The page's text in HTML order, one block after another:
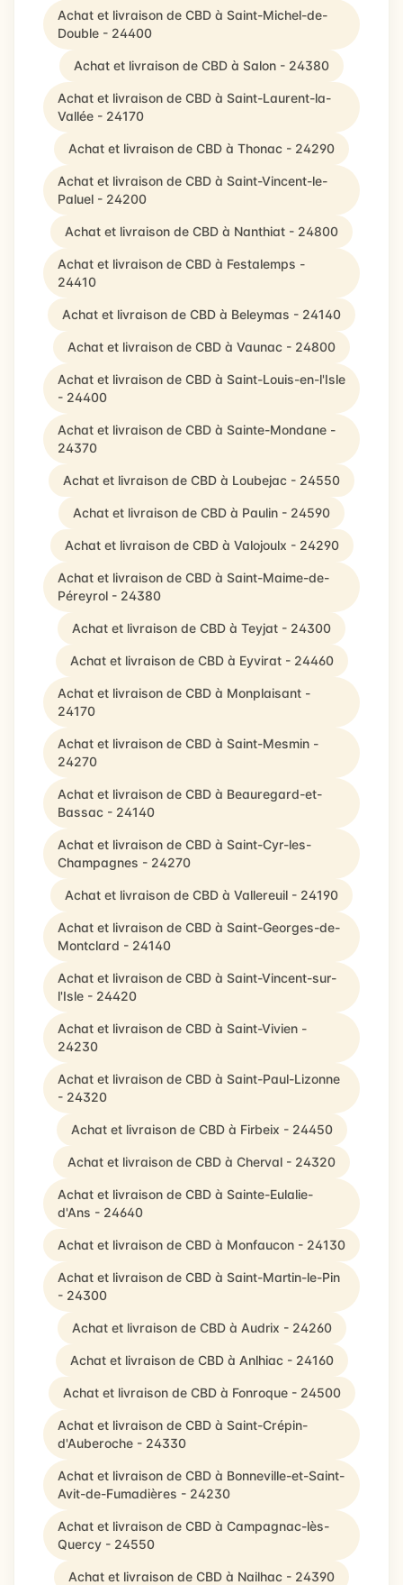
Achat et livraison de CBD à Saint-Michel-de-
Double - 24400
Achat et livraison de CBD à Salon - 24380
Achat et livraison de CBD à Saint-Laurent-la-
Vallée - 24170
Achat et livraison de CBD à Thonac - 24290
Achat et livraison de CBD à Saint-Vincent-le-
Paluel - 24200
Achat et livraison de CBD à Nanthiat - 24800
Achat et livraison de CBD à Festalemps -
24410
Achat et livraison de CBD à Beleymas - 24140
Achat et livraison de CBD à Vaunac - 24800
Achat et livraison de CBD à Saint-Louis-en-l'Isle
- 24400
Achat et livraison de CBD à Sainte-Mondane -
24370
Achat et livraison de CBD à Loubejac - 24550
Achat et livraison de CBD à Paulin - 24590
Achat et livraison de CBD à Valojoulx - 24290
Achat et livraison de CBD à Saint-Maime-de-
Péreyrol - 24380
Achat et livraison de CBD à Teyjat - 24300
Achat et livraison de CBD à Eyvirat - 24460
Achat et livraison de CBD à Monplaisant -
24170
Achat et livraison de CBD à Saint-Mesmin -
24270
Achat et livraison de CBD à Beauregard-et-
Bassac - 24140
Achat et livraison de CBD à Saint-Cyr-les-
Champagnes - 24270
Achat et livraison de CBD à Vallereuil - 24190
Achat et livraison de CBD à Saint-Georges-de-
Montclard - 24140
Achat et livraison de CBD à Saint-Vincent-sur-
l'Isle - 24420
Achat et livraison de CBD à Saint-Vivien -
24230
Achat et livraison de CBD à Saint-Paul-Lizonne
- 24320
Achat et livraison de CBD à Firbeix - 24450
Achat et livraison de CBD à Cherval - 24320
Achat et livraison de CBD à Sainte-Eulalie-
d'Ans - 24640
Achat et livraison de CBD à Monfaucon - 24130
Achat et livraison de CBD à Saint-Martin-le-Pin
- 24300
Achat et livraison de CBD à Audrix - 24260
Achat et livraison de CBD à Anlhiac - 24160
Achat et livraison de CBD à Fonroque - 24500
Achat et livraison de CBD à Saint-Crépin-
d'Auberoche - 24330
Achat et livraison de CBD à Bonneville-et-Saint-
Avit-de-Fumadières - 24230
Achat et livraison de CBD à Campagnac-lès-
Quercy - 24550
Achat et livraison de CBD à Nailhac - 24390